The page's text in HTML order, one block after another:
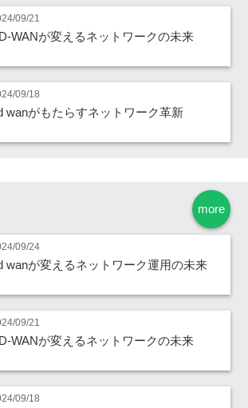
09/21
WANが変えるネットワークの未来
09/18
wanがもたらすネットワーク革新
more
09/24
wanが変えるネットワーク運用の未来
09/21
WANが変えるネットワークの未来
09/18